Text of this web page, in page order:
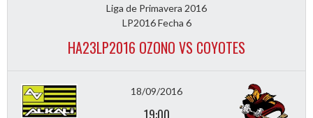
Liga de Primavera 2016
LP2016 Fecha 6
HA23LP2016 OZONO VS COYOTES
18/09/2016
19:00